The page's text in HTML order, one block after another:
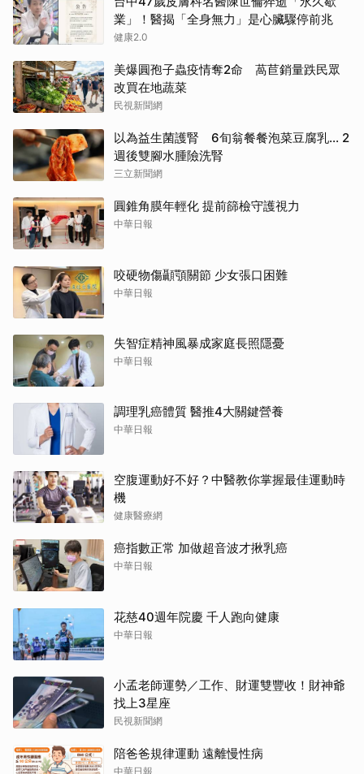
業」！醫揭「全身無力」是心臟驟停前兆
健康2.0
美爆圓孢子蟲疫情奪2命 萵苣銷量跌民眾
改買在地蔬菜
民視新聞網
以為益生菌護腎 6旬翁餐餐泡菜豆腐乳... 2
週後雙腳水腫險洗腎
三立新聞網
圓錐角膜年輕化 提前篩檢守護視力
中華日報
咬硬物傷顳顎關節 少女張口困難
中華日報
失智症精神風暴成家庭長照隱憂
中華日報
調理乳癌體質 醫推4大關鍵營養
中華日報
空腹運動好不好？中醫教你掌握最佳運動時
機
健康醫療網
癌指數正常 加做超音波才揪乳癌
中華日報
花慈40週年院慶 千人跑向健康
中華日報
小孟老師運勢／工作、財運雙豐收！財神爺
找上3星座
民視新聞網
陪爸爸規律運動 遠離慢性病
中華日報